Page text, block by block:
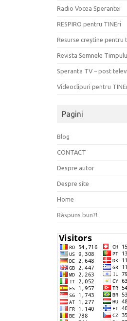
Radio Vocea Sperantei
RESPIRO pentru TINEri
Resurse creştine pentru
Revista Semnele
Speranta TV – post
Videoclipuri pentru
Pagini
Blog
CONTACT
Despre autor
Despre site
Home
Răspuns bun?!